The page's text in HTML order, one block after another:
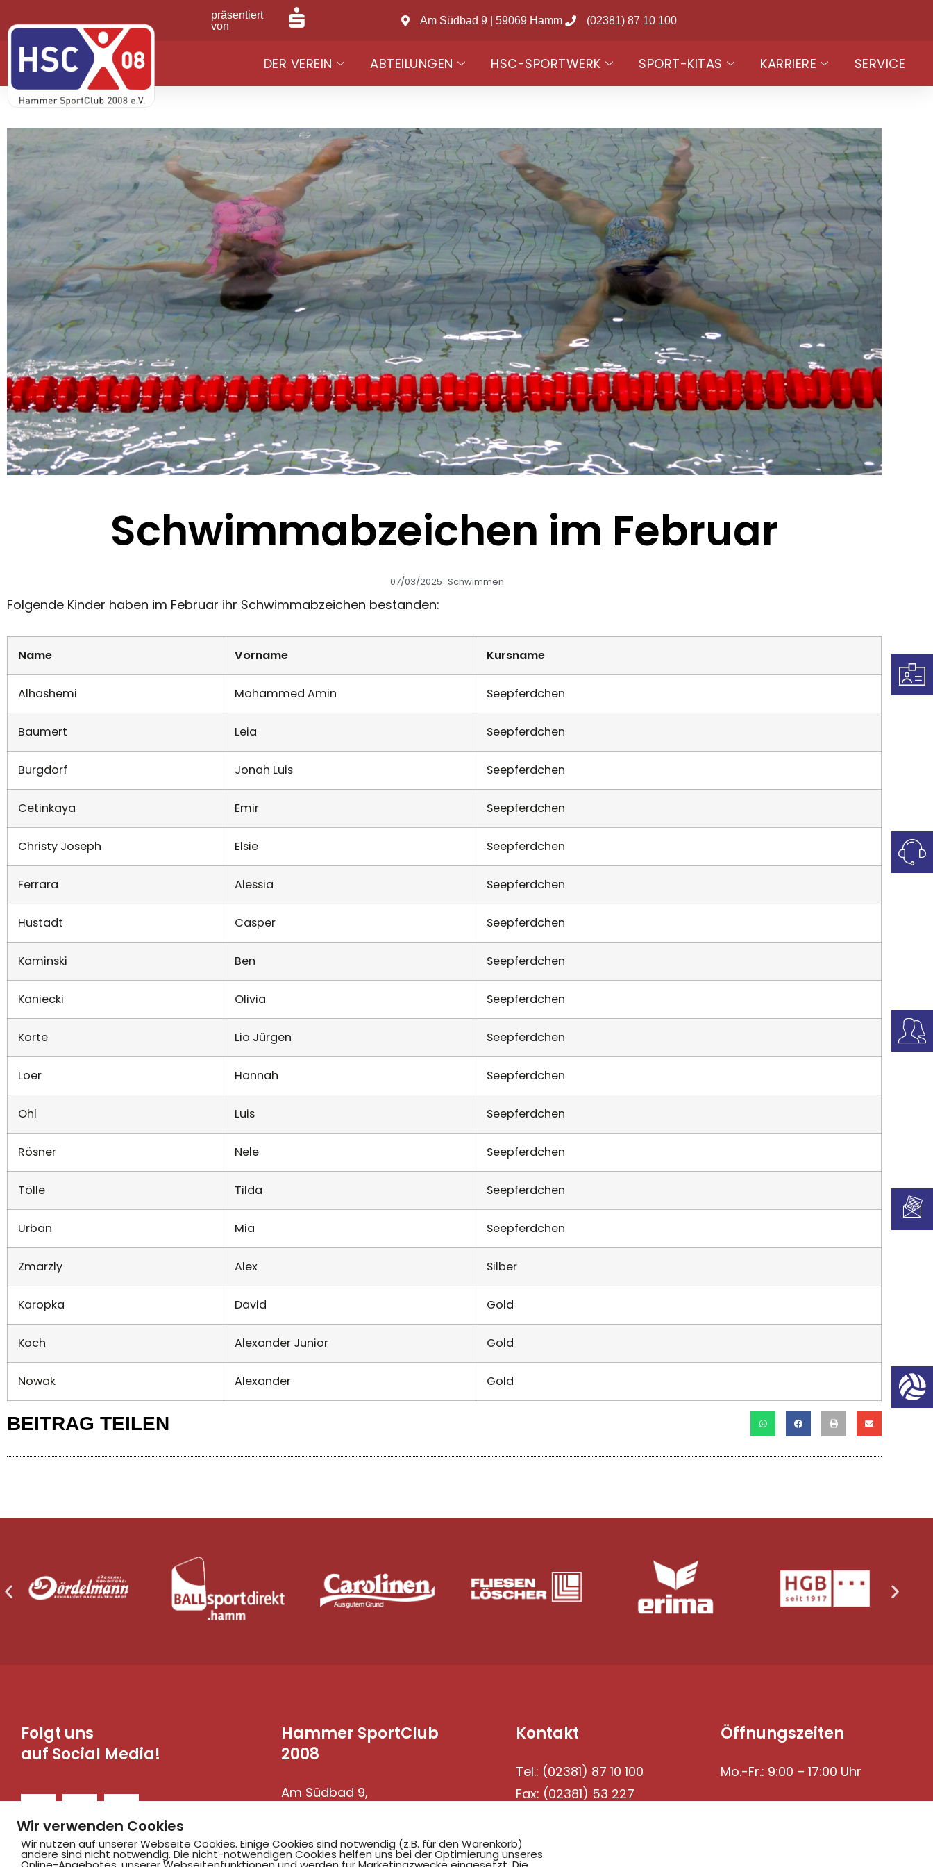
präsentiert
von
Am Südbad 9 | 59069 Hamm (02381) 87 10 100
DER VEREIN ABTEILUNGEN HSC-SPORTWERK SPORT-KITAS KARRIERE SERVICE
Schwimmabzeichen im Februar
07/03/2025 Schwimmen
Folgende Kinder haben im Februar ihr Schwimmabzeichen bestanden:
Name Vorname Kursname
Alhashemi Mohammed Amin Seepferdchen
Baumert Leia Seepferdchen
Burgdorf Jonah Luis Seepferdchen
Cetinkaya Emir Seepferdchen
Christy Joseph Elsie Seepferdchen
Ferrara Alessia Seepferdchen
Hustadt Casper Seepferdchen
Kaminski Ben Seepferdchen
Kaniecki Olivia Seepferdchen
Korte Lio Jürgen Seepferdchen
Loer Hannah Seepferdchen
Ohl Luis Seepferdchen
Rösner Nele Seepferdchen
Tölle Tilda Seepferdchen
Urban Mia Seepferdchen
Zmarzly Alex Silber
Karopka David Gold
Koch Alexander Junior Gold
Nowak Alexander Gold
BEITRAG TEILEN
Folgt uns
auf Social Media!
Hammer SportClub
2008
Am Südbad 9,
Kontakt
Tel.: (02381) 87 10 100
Fax: (02381) 53 227
Öffnungszeiten
Mo.-Fr.: 9:00 – 17:00 Uhr
Wir verwenden Cookies
Wir nutzen auf unserer Webseite Cookies. Einige Cookies sind notwendig (z.B. für den Warenkorb)
andere sind nicht notwendig. Die nicht-notwendigen Cookies helfen uns bei der Optimierung unseres